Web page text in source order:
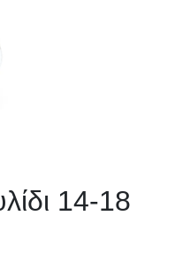
14-18